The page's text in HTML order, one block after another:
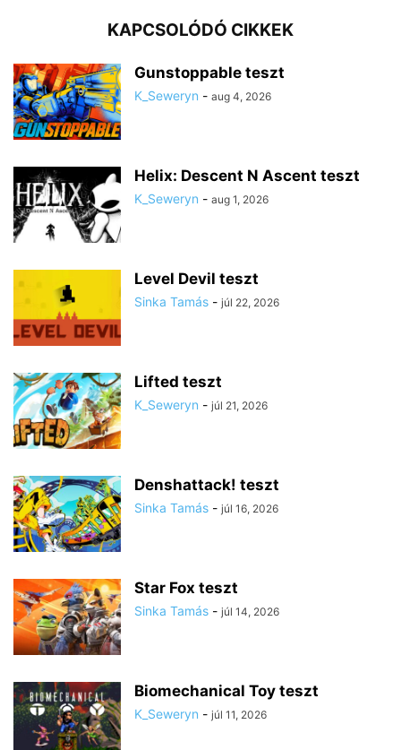
KAPCSOLÓDÓ CIKKEK
Gunstoppable teszt
K_Seweryn - aug 4, 2026
Helix: Descent N Ascent teszt
K_Seweryn - aug 1, 2026
Level Devil teszt
Sinka Tamás - júl 22, 2026
Lifted teszt
K_Seweryn - júl 21, 2026
Denshattack! teszt
Sinka Tamás - júl 16, 2026
Star Fox teszt
Sinka Tamás - júl 14, 2026
Biomechanical Toy teszt
K_Seweryn - júl 11, 2026